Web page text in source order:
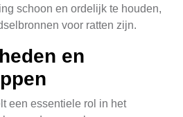
schoon en ordelijk te houden,
voor ratten zijn.
en
een essentiele rol in het